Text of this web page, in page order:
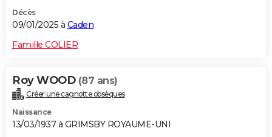
Décès
09/01/2025 à Caden
Famille COLIER
Roy WOOD (87 ans)
Créer une cagnotte obsèques
Naissance
13/03/1937 à GRIMSBY ROYAUME-UNI